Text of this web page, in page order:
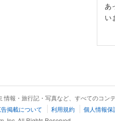
あ
い
情報・旅行記・写真など、すべてのコン
告掲載について 利用規約 個人情報保